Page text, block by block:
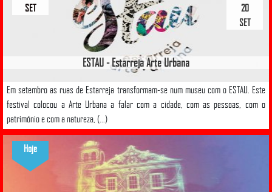
ESTAU - Estarreja Arte Urbana
Em setembro as ruas de Estarreja transformam-se num museu com o ESTAU. Este
festival colocou a Arte Urbana a falar com a cidade, com as pessoas, com o
património e com a natureza, (...)
20
SET
SET
Hoje